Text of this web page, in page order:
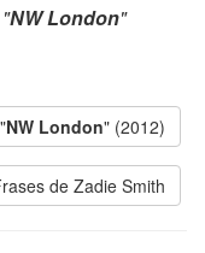
"NW London"
NW London" (2012)
de Zadie Smith